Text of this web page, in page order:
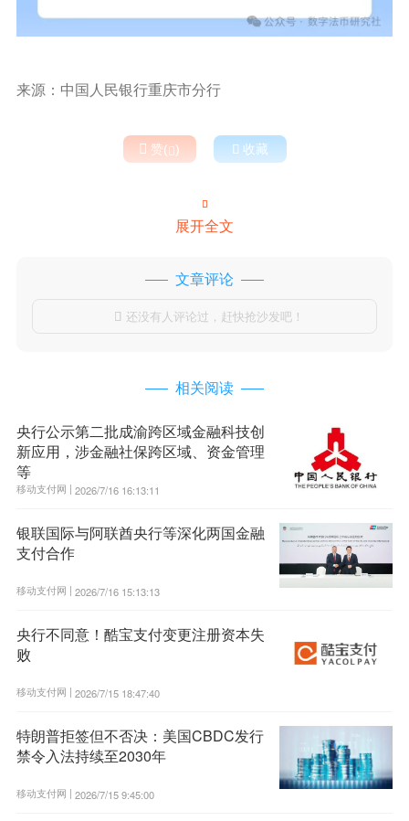
来源：中国人民银行重庆市分行
 赞()  收藏

展开全文
文章评论
 还没有人评论过，赶快抢沙发吧！
相关阅读
央行公示第二批成渝跨区域金融科技创
新应用，涉金融社保跨区域、资金管理
等
移动支付网 | 2026/7/16 16:13:11
银联国际与阿联酋央行等深化两国金融
支付合作
移动支付网 | 2026/7/16 15:13:13
央行不同意！酷宝支付变更注册资本失
败
移动支付网 | 2026/7/15 18:47:40
特朗普拒签但不否决：美国CBDC发行
禁令入法持续至2030年
移动支付网 | 2026/7/15 9:45:00